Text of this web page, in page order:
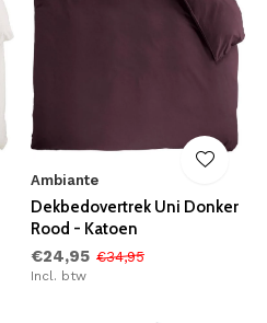
Ambiante
Dekbedovertrek Uni Donker
Rood - Katoen
€24,95 €34,95
Incl. btw